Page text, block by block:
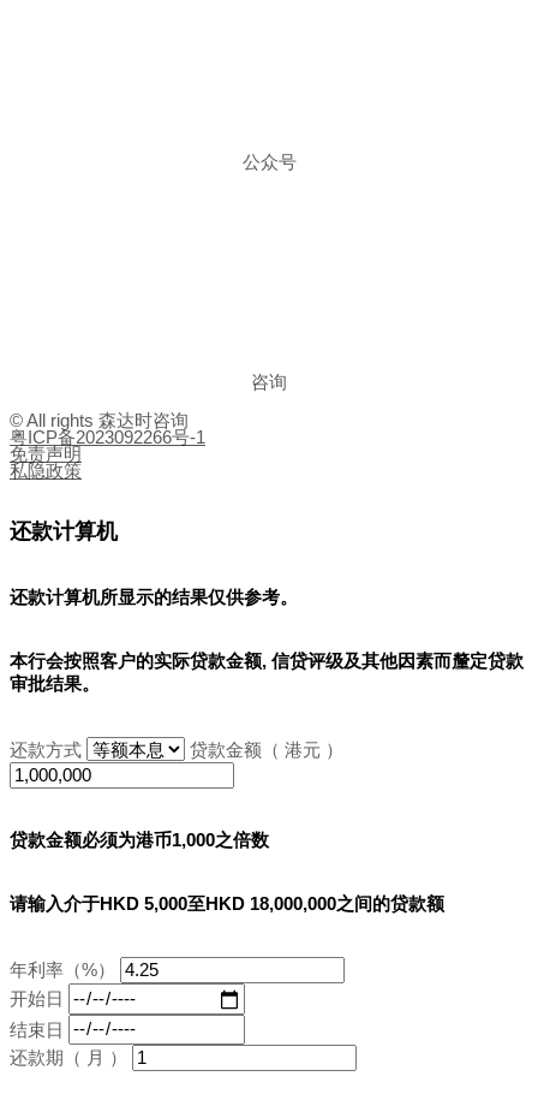
公众号
咨询
© All rights 森达时咨询
粤ICP备2023092266号-1
免责声明
私隐政策
还款计算机
还款计算机所显示的结果仅供参考。
本行会按照客户的实际贷款金额, 信贷评级及其他因素而釐定贷款
审批结果。
还款方式 贷款金额（ 港元 ）
贷款金额必须为港币1,000之倍数
请输入介于HKD 5,000至HKD 18,000,000之间的贷款额
年利率（%）
开始日
结束日
还款期（ 月 ）